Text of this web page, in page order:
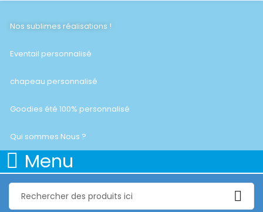
Nos sublimes réalisations !
Eventail personnalisé
chapeau personnalisé
Goodies été 100% personnalisé
Qui sommes Nous ?
Menu